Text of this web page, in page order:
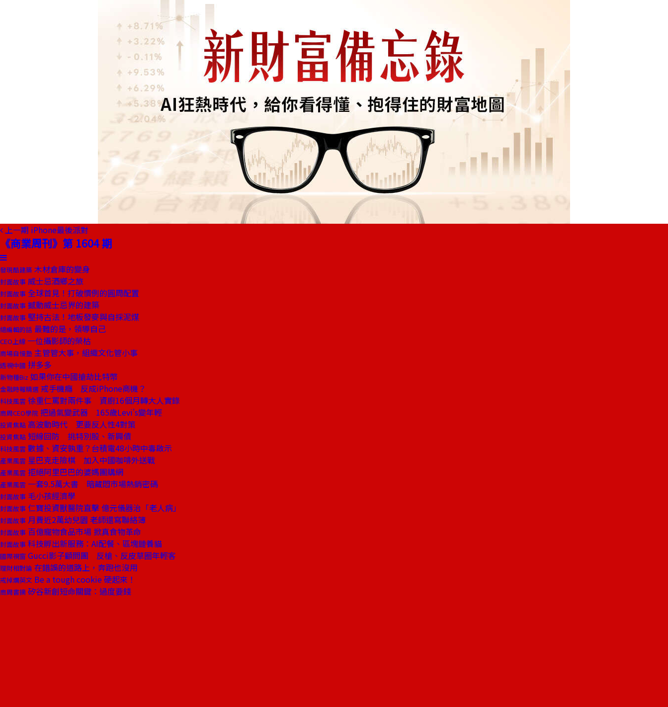
上一期 iPhone最後派對
《商業周刊》第 1604 期
發現酷建築 木材倉庫的變身
封面故事 威士忌酒鄉之旅
封面故事 全球首見！打破慣例的圓周配置
封面故事 撼動威士忌界的建築
封面故事 堅持古法！地板發麥與自採泥煤
總編輯的話 最難的是，領導自己
CEO上線 一位攝影師的榮枯
商場自慢塾 主管管大事，組織文化管小事
透視中國 拼多多
新物種Biz 如果你在中國搶劫比特幣
金融時報精選 戒手機癮 反成iPhone商機？
科技風雲 徐重仁罵對兩件事 資廚16個月轉大人實錄
商周CEO學院 把過氣變武器 165歲Levi's變年輕
投資焦點 高波動時代 更要反人性4對策
投資焦點 短線回防 挑特別股、新興債
科技風雲 數據、資安孰重？台積電48小時中毒啟示
產業風雲 星巴克走險棋 加入中國咖啡外送戰
產業風雲 拒絕阿里巴巴的婆媽團購網
產業風雲 一套9.5萬大書 暗藏悶市場熱銷密碼
封面故事 毛小孩經濟學
封面故事 仁寶投資獸醫院直擊 億元儀器治「老人病」
封面故事 月費近2萬幼兒園 老師還寫聯絡簿
封面故事 百億寵物食品市場 掀真食物革命
封面故事 科技孵出新服務：AI配餐、區塊鏈養貓
國際視窗 Gucci影子顧問團 反槍、反皮草圈年輕客
理財相對論 在錯誤的道路上，奔跑也沒用
戒掉爛英文 Be a tough cookie 硬起來！
商周書摘 矽谷新創短命關鍵：過度要錢